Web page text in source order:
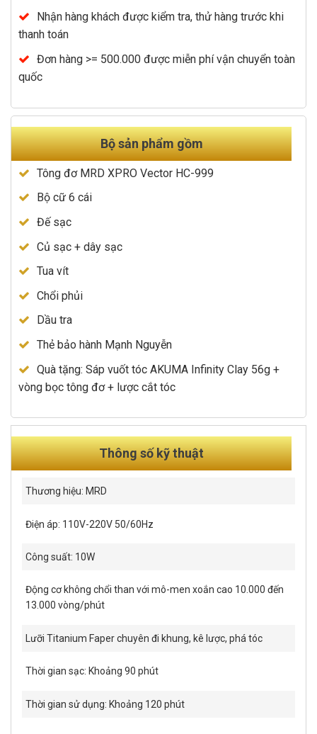
Nhận hàng khách được kiểm tra, thử hàng trước khi
thanh toán
Đơn hàng >= 500.000 được miễn phí vận chuyển toàn
quốc
Bộ sản phẩm gồm
Tông đơ MRD XPRO Vector HC-999
Bộ cữ 6 cái
Đế sạc
Củ sạc + dây sạc
Tua vít
Chổi phủi
Dầu tra
Thẻ bảo hành Mạnh Nguyễn
Quà tặng: Sáp vuốt tóc AKUMA Infinity Clay 56g +
vòng bọc tông đơ + lược cắt tóc
Thông số kỹ thuật
Thương hiệu: MRD
Điện áp: 110V-220V 50/60Hz
Công suất: 10W
Động cơ không chổi than với mô-men xoắn cao 10.000 đến
13.000 vòng/phút
Lưỡi Titanium Faper chuyên đi khung, kê lược, phá tóc
Thời gian sạc: Khoảng 90 phút
Thời gian sử dụng: Khoảng 120 phút